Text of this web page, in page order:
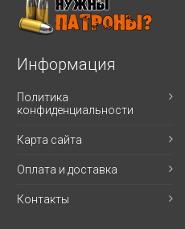
Информация
Политика
конфиденциальности
Карта сайта
Оплата и доставка
Контакты